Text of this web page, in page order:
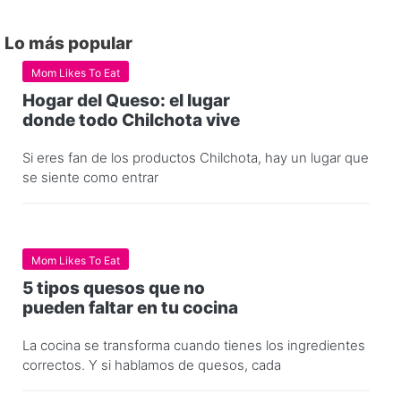
Lo más popular
Mom Likes To Eat
Hogar del Queso: el lugar
donde todo Chilchota vive
Si eres fan de los productos Chilchota, hay un lugar que
se siente como entrar
Mom Likes To Eat
5 tipos quesos que no
pueden faltar en tu cocina
La cocina se transforma cuando tienes los ingredientes
correctos. Y si hablamos de quesos, cada